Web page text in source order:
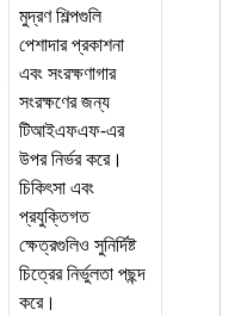
মুদ্রণ শিল্পগুলি
পেশাদার প্রকাশনা
এবং সংরক্ষণাগার
সংরক্ষণের জন্য
টিআইএফএফ-এর
উপর নির্ভর করে।
চিকিৎসা এবং
প্রযুক্তিগত
ক্ষেত্রগুলিও সুনির্দিষ্ট
চিত্রের নির্ভুলতা পছন্দ
করে।